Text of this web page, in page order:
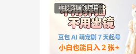
零投资赚钱项目